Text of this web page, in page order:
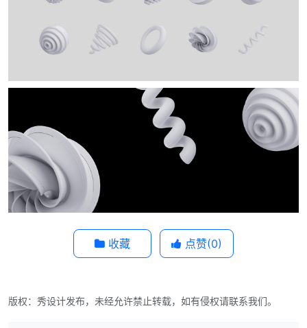
收藏 点赞(0)
版权：秀设计发布，未经允许禁止转载，如有侵权请联系我们。